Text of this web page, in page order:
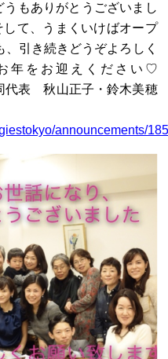
もありがとうございまし
して、うまくいけばオープ
引き続きどうぞよろしく
年をお迎えください♡
代表 秋山正子・鈴木美穂
announcements/